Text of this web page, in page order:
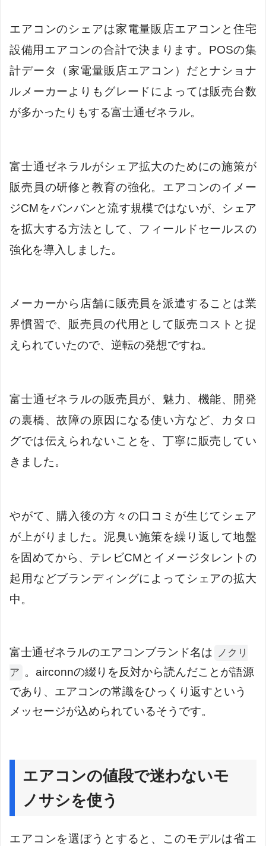
エアコンのシェアは家電量販店エアコンと住宅
設備用エアコンの合計で決まります。POSの集
計データ（家電量販店エアコン）だとナショナ
ルメーカーよりもグレードによっては販売台数
が多かったりもする富士通ゼネラル。
富士通ゼネラルがシェア拡大のためにの施策が
販売員の研修と教育の強化。エアコンのイメー
ジCMをバンバンと流す規模ではないが、シェア
を拡大する方法として、フィールドセールスの
強化を導入しました。
メーカーから店舗に販売員を派遣することは業
界慣習で、販売員の代用として販売コストと捉
えられていたので、逆転の発想ですね。
富士通ゼネラルの販売員が、魅力、機能、開発
の裏橋、故障の原因になる使い方など、カタロ
グでは伝えられないことを、丁寧に販売してい
きました。
やがて、購入後の方々の口コミが生じてシェア
が上がりました。泥臭い施策を繰り返して地盤
を固めてから、テレビCMとイメージタレントの
起用などブランディングによってシェアの拡大
中。
富士通ゼネラルのエアコンブランド名は ノクリ
ア 。airconnの綴りを反対から読んだことが語源
であり、エアコンの常識をひっくり返すという
メッセージが込められているそうです。
エアコンの値段で迷わないモ
ノサシを使う
エアコンを選ぼうとすると、このモデルは省エ